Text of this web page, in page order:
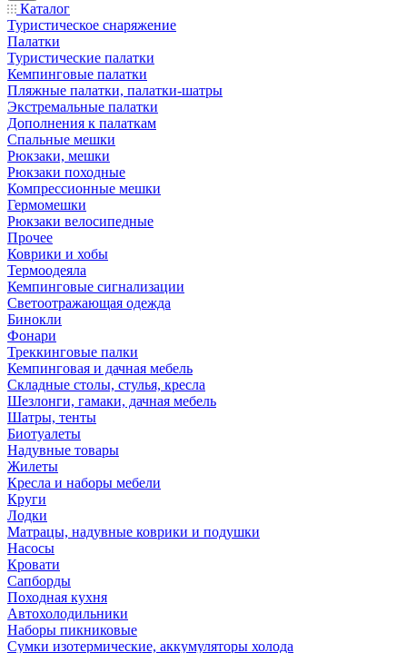
Каталог
Туристическое снаряжение
Палатки
Туристические палатки
Кемпинговые палатки
Пляжные палатки, палатки-шатры
Экстремальные палатки
Дополнения к палаткам
Спальные мешки
Рюкзаки, мешки
Рюкзаки походные
Компрессионные мешки
Гермомешки
Рюкзаки велосипедные
Прочее
Коврики и хобы
Термоодеяла
Кемпинговые сигнализации
Светоотражающая одежда
Бинокли
Фонари
Треккинговые палки
Кемпинговая и дачная мебель
Складные столы, стулья, кресла
Шезлонги, гамаки, дачная мебель
Шатры, тенты
Биотуалеты
Надувные товары
Жилеты
Кресла и наборы мебели
Круги
Лодки
Матрацы, надувные коврики и подушки
Насосы
Кровати
Сапборды
Походная кухня
Автохолодильники
Наборы пикниковые
Сумки изотермические, аккумуляторы холода